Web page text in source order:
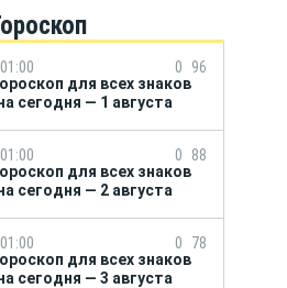
0
96
для всех знаков
сегодня — 1 августа
0
88
для всех знаков
сегодня — 2 августа
0
78
для всех знаков
сегодня — 3 августа